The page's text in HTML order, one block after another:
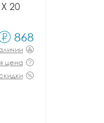
20
868
цена